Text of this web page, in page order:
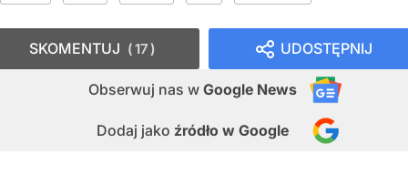
UDOSTĘPNIJ
Obserwuj nas w Google News
Dodaj jako źródło w Google
SKOMENTUJ 17